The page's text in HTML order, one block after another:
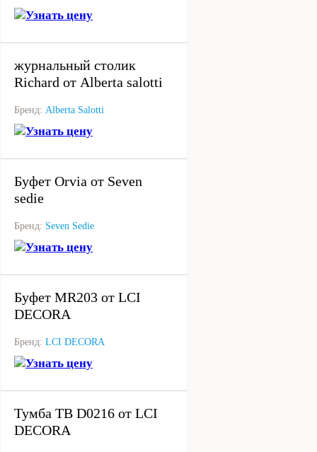
Узнать цену
журнальный столик
Richard от Alberta salotti
Бренд: Alberta Salotti
Узнать цену
Буфет Orvia от Seven
sedie
Бренд: Seven Sedie
Узнать цену
Буфет MR203 от LCI
DECORA
Бренд: LCI DECORA
Узнать цену
Тумба ТВ D0216 от LCI
DECORA